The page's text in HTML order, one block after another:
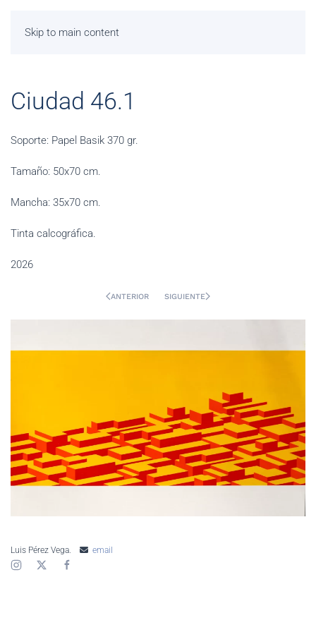
Skip to main content
Ciudad 46.1
Soporte: Papel Basik 370 gr.
Tamaño: 50x70 cm.
Mancha: 35x70 cm.
Tinta calcográfica.
2026
ANTERIOR SIGUIENTE
AMPLIAR
Luis Pérez Vega. email